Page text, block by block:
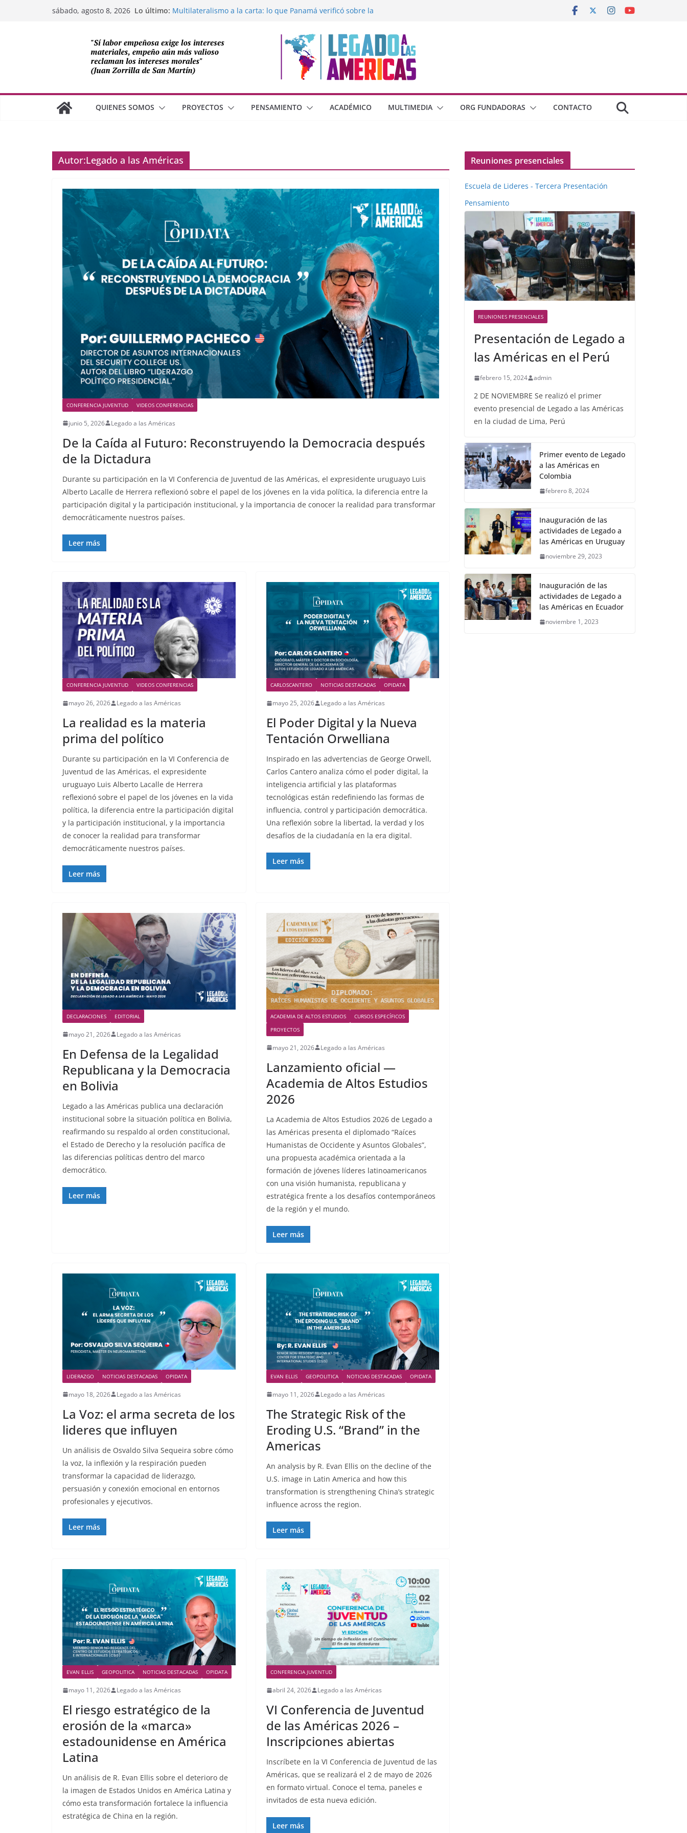
sábado, agosto 8, 2026 Lo último: Multilateralismo a la carta: lo que Panamá verificó sobre la
Cuba
Los avances de México frente al crimen organizado y la
cooperación soberana con Estados Unidos
Adam Smith y la moral cristiana
¿Dos economías o dos dimensiones humanas?
QUIENES SOMOS PROYECTOS PENSAMIENTO ACADÉMICO MULTIMEDIA ORG FUNDADORAS CONTACTO
Autor:Legado a las Américas
CONFERENCIA JUVENTUD VIDEOS CONFERENCIAS
junio 5, 2026 Legado a las Américas
De la Caída al Futuro: Reconstruyendo la Democracia después
de la Dictadura
Durante su participación en la VI Conferencia de Juventud de las Américas, el expresidente uruguayo Luis
Alberto Lacalle de Herrera reflexionó sobre el papel de los jóvenes en la vida política, la diferencia entre la
participación digital y la participación institucional, y la importancia de conocer la realidad para transformar
democráticamente nuestros países.
Leer más
CONFERENCIA JUVENTUD VIDEOS CONFERENCIAS
mayo 26, 2026 Legado a las Américas
La realidad es la materia
prima del político
Durante su participación en la VI Conferencia de
Juventud de las Américas, el expresidente
uruguayo Luis Alberto Lacalle de Herrera
reflexionó sobre el papel de los jóvenes en la vida
política, la diferencia entre la participación digital
y la participación institucional, y la importancia
de conocer la realidad para transformar
democráticamente nuestros países.
Leer más
CARLOSCANTERO NOTICIAS DESTACADAS OPIDATA
mayo 25, 2026 Legado a las Américas
El Poder Digital y la Nueva
Tentación Orwelliana
Inspirado en las advertencias de George Orwell,
Carlos Cantero analiza cómo el poder digital, la
inteligencia artificial y las plataformas
tecnológicas están redefiniendo las formas de
influencia, control y participación democrática.
Una reflexión sobre la libertad, la verdad y los
desafíos de la ciudadanía en la era digital.
Leer más
DECLARACIONES EDITORIAL
mayo 21, 2026 Legado a las Américas
En Defensa de la Legalidad
Republicana y la Democracia
en Bolivia
Legado a las Américas publica una declaración
institucional sobre la situación política en Bolivia,
reafirmando su respaldo al orden constitucional,
el Estado de Derecho y la resolución pacífica de
las diferencias políticas dentro del marco
democrático.
Leer más
ACADEMIA DE ALTOS ESTUDIOS
CURSOS ESPECÍFICOS
PROYECTOS
mayo 21, 2026 Legado a las Américas
Lanzamiento oficial —
Academia de Altos Estudios
2026
La Academia de Altos Estudios 2026 de Legado a
las Américas presenta el diplomado “Raíces
Humanistas de Occidente y Asuntos Globales”,
una propuesta académica orientada a la
formación de jóvenes líderes latinoamericanos
con una visión humanista, republicana y
estratégica frente a los desafíos contemporáneos
de la región y el mundo.
Leer más
LIDERAZGO NOTICIAS DESTACADAS OPIDATA
mayo 18, 2026 Legado a las Américas
La Voz: el arma secreta de los
lideres que influyen
Un análisis de Osvaldo Silva Sequeira sobre cómo
la voz, la inflexión y la respiración pueden
transformar la capacidad de liderazgo,
persuasión y conexión emocional en entornos
profesionales y ejecutivos.
Leer más
EVAN ELLIS GEOPOLITICA NOTICIAS DESTACADAS OPIDATA
mayo 11, 2026 Legado a las Américas
The Strategic Risk of the
Eroding U.S. “Brand” in the
Americas
An analysis by R. Evan Ellis on the decline of the
U.S. image in Latin America and how this
transformation is strengthening China’s strategic
influence across the region.
Leer más
EVAN ELLIS GEOPOLITICA NOTICIAS DESTACADAS OPIDATA
mayo 11, 2026 Legado a las Américas
El riesgo estratégico de la
erosión de la «marca»
estadounidense en América
Latina
Un análisis de R. Evan Ellis sobre el deterioro de
la imagen de Estados Unidos en América Latina y
cómo esta transformación fortalece la influencia
estratégica de China en la región.
CONFERENCIA JUVENTUD
abril 24, 2026 Legado a las Américas
VI Conferencia de Juventud
de las Américas 2026 –
Inscripciones abiertas
Inscríbete en la VI Conferencia de Juventud de las
Américas, que se realizará el 2 de mayo de 2026
en formato virtual. Conoce el tema, paneles e
invitados de esta nueva edición.
Leer más
Reuniones presenciales
Escuela de Lideres - Tercera Presentación
Pensamiento
REUNIONES PRESENCIALES
Presentación de Legado a
las Américas en el Perú
febrero 15, 2024 admin
2 DE NOVIEMBRE Se realizó el primer
evento presencial de Legado a las Américas
en la ciudad de Lima, Perú
Primer evento de Legado
a las Américas en
Colombia
febrero 8, 2024
Inauguración de las
actividades de Legado a
las Américas en Uruguay
noviembre 29, 2023
Inauguración de las
actividades de Legado a
las Américas en Ecuador
noviembre 1, 2023